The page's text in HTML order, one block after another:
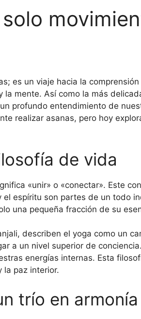
es un viaje hacia la
mente. Así como la más
profundo entendimiento de
realizar asanas, pero hoy
de vida
«unir» o «conectar». Este
espíritu son partes de un todo
una pequeña fracción de su
describen el yoga como un
a un nivel superior de
energías internas. Esta
la paz interior.
trío en armonía